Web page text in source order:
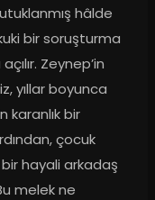
hâlde
bir soruşturma
Zeynep’in
yıllar boyunca
karanlık bir
çocuk
hayali arkadaş
melek ne